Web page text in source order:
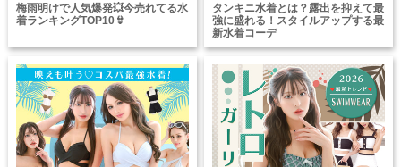
梅雨明けで人気爆発💥今売れてる水
着ランキングTOP10👙
タンキニ水着とは？露出を抑えて最
強に盛れる！スタイルアップする最
新水着コーデ